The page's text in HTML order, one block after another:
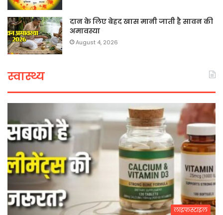
दान के लिए बेहद खास मानी जाती है सावन की
अमावस्या
August 4, 2026
स्वास्थ्य
लाइफस्टाइल